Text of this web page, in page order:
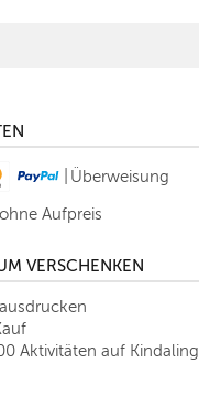
Überweisung
Aufpreis
VERSCHENKEN
Aktivitäten auf Kindaling